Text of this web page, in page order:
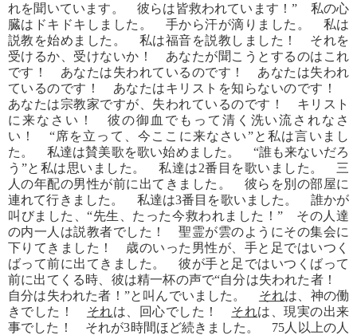
れを聞いています。 彼らは皆救われています！” 私の心
臓はドキドキしました。 手から汗が滴りました。 私は
説教を始めました。 私は福音を説教しました！ それを
受けるか、受けないか！ あなたが聞こうとするのはこれ
です！ あなたは失われているのです！ あなたは失われ
ているのです！ あなたはキリストを知らないのです！
あなたは宗教家ですが、失われているのです！ キリスト
に来なさい！ 彼の御血でもって清く洗い流されなさ
い！ “席を立って、今ここに来なさい”と私は言いまし
た。 私達は賛美歌を歌い始めました。 “誰も来ないだろ
う”と私は思いました。 私達は2番目を歌いました。 三
人の年配の男性が前に出てきました。 彼らを別の部屋に
連れて行きました。 私達は3番目を歌いました。 誰かが
叫びました、“先生、たった今救われました！” その人達
の内一人は説教者でした！ 聖霊が雲のようにその集会に
下りてきました！ 歳のいった男性が、手と足ではいつく
ばって前に出てきました。 彼が手と足ではいつくばって
前に出てくる時、彼は精一杯の声で“自分は失われた者！
自分は失われた者！”と叫んでいました。 それは、神の働
きでした！ それは、回心でした！ それは、現実の出来
事でした！ それが3時間ほど続きました。 75人以上の人